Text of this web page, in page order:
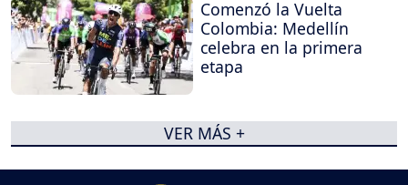
Comenzó la Vuelta
Colombia: Medellín
celebra en la primera
etapa
VER MÁS +